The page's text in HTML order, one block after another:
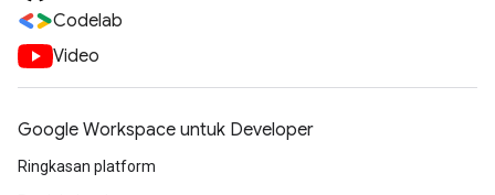
Codelab
Video
Google Workspace untuk Developer
Ringkasan platform